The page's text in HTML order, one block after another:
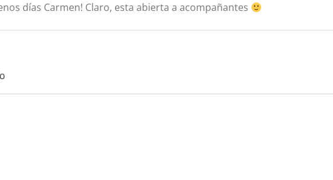
días Carmen! Claro, esta abierta a acompañantes